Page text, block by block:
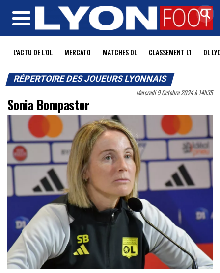
MENU
L'ACTU DE L'OL MERCATO MATCHES OL CLASSEMENT L1 OL
RÉPERTOIRE DES JOUEURS LYONNAIS
Mercredi 9 Octobre 2024 à 14h35
Sonia Bompastor